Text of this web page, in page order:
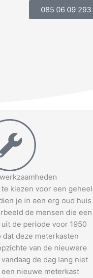
085 06 09 293
kiezen voor een geheel
je in een erg oud huis
de mensen die een
de periode voor 1950
dat deze meterkasten
van de nieuwere
de dag lang niet
nieuwe meterkast